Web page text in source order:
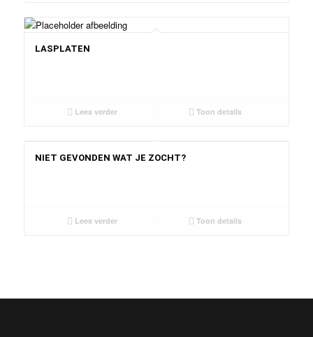
LASPLATEN
Lees verder Toon details
NIET GEVONDEN WAT JE ZOCHT?
Lees verder Toon details